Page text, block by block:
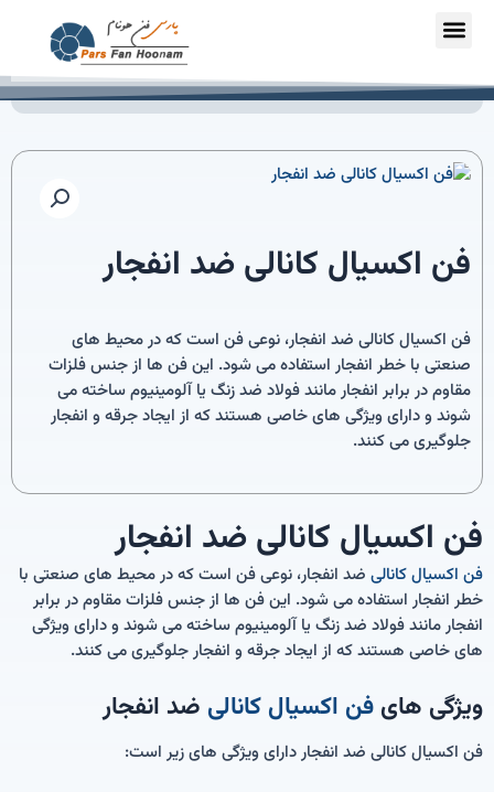
خانه/فن اکسیال/فن اکسیال کانالی(جت فن)/ فن اکسیال کانالی ضد انفجار
فن اکسیال کانالی ضد انفجار
فن اکسیال کانالی ضد انفجار، نوعی فن است که در محیط های
صنعتی با خطر انفجار استفاده می شود. این فن ها از جنس فلزات
مقاوم در برابر انفجار مانند فولاد ضد زنگ یا آلومینیوم ساخته می
شوند و دارای ویژگی های خاصی هستند که از ایجاد جرقه و انفجار
جلوگیری می کنند.
فن اکسیال کانالی ضد انفجار
فن اکسیال کانالی ضد انفجار، نوعی فن است که در محیط های صنعتی با
خطر انفجار استفاده می شود. این فن ها از جنس فلزات مقاوم در برابر
انفجار مانند فولاد ضد زنگ یا آلومینیوم ساخته می شوند و دارای ویژگی
های خاصی هستند که از ایجاد جرقه و انفجار جلوگیری می کنند.
ویژگی های فن اکسیال کانالی ضد انفجار
فن اکسیال کانالی ضد انفجار دارای ویژگی های زیر است: